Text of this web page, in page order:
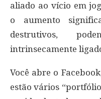
aliado ao vício em
o aumento
destrutivos,
intrinsecamente
Você abre o
estão vários